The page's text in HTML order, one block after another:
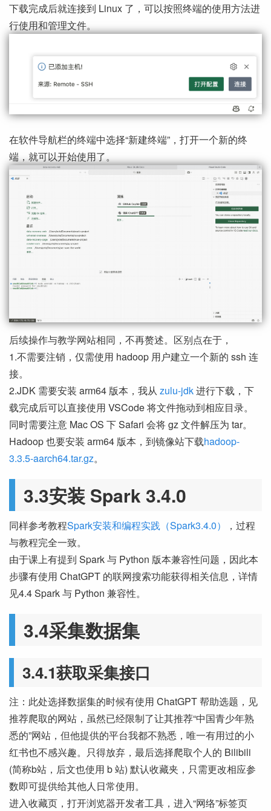
下载完成后就连接到 Linux 了，可以按照终端的使用方法进
行使用和管理文件。
在软件导航栏的终端中选择“新建终端”，打开一个新的终
端，就可以开始使用了。
后续操作与教学网站相同，不再赘述。区别点在于，
1.不需要注销，仅需使用 hadoop 用户建立一个新的 ssh 连
接。
2.JDK 需要安装 arm64 版本，我从 zulu-jdk进行下载，下
载完成后可以直接使用 VSCode 将文件拖动到相应目录。
同时需要注意 Mac OS 下 Safari 会将 gz 文件解压为 tar。
Hadoop 也要安装 arm64 版本，到镜像站下载hadoop-
3.3.5-aarch64.tar.gz。
3.3安装 Spark 3.4.0
同样参考教程Spark安装和编程实践（Spark3.4.0）
，过程
与教程完全一致。
由于课上有提到 Spark 与 Python 版本兼容性问题，因此本
步骤有使用 ChatGPT 的联网搜索功能获得相关信息，详情
见4.4 Spark 与 Python 兼容性。
3.4采集数据集
3.4.1获取采集接口
注：此处选择数据集的时候有使用 ChatGPT 帮助选题，见
推荐爬取的网站，虽然已经限制了让其推荐“中国青少年熟
悉的”网站，但他提供的平台我都不熟悉，唯一有用过的小
红书也不感兴趣。只得放弃，最后选择爬取个人的 Bilibili
(简称b站，后文也使用 b 站) 默认收藏夹，只需更改相应参
数即可提供给其他人日常使用。
进入收藏页，打开浏览器开发者工具，进入“网络”标签页